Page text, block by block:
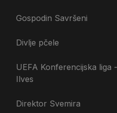
Gospodin Savršeni
Divlje pčele
UEFA Konferencijska liga
Ilves
Direktor Svemira